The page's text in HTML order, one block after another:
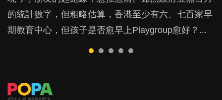
的統計數字，但粗略估算，香港至少有六、七百家早
期教育中心，但孩子是否愈早上Playgroup愈好？...
戲方式學習，學術能力和自制能力亦明顯比其他小朋
友優勝，到底這課程有何特別之處？...
朋友的念頭。但為何爸爸患上產後抑鬱往往難以察
覺？...
是在職好。雖說每個家庭都有自己的獨特狀況和考慮
因素，但原來全職和在職媽媽所養育的子女其實都各
他們放東西入口，隨時會影響孩子的身心發展？...